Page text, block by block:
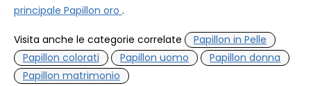
principale Papillon oro .
Visita anche le categorie correlate
Papillon in Pelle
Papillon colorati
Papillon uomo
Papillon donna
Papillon matrimonio